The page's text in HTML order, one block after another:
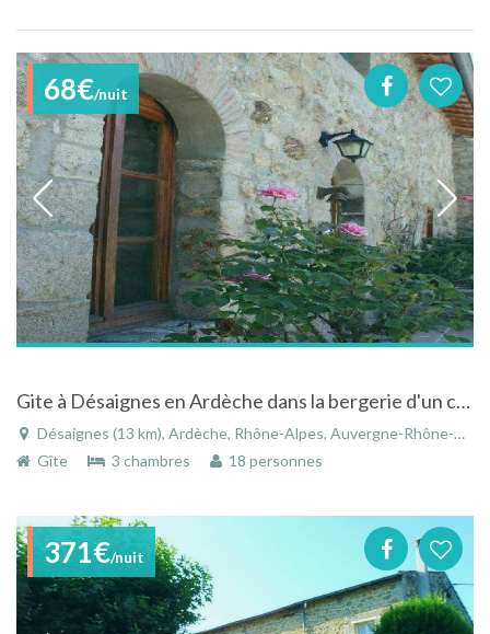
68€/nuit
Gite à Désaignes en Ardèche dans la bergerie d'un château du 15ème siècle
Désaignes (13 km), Ardèche, Rhône-Alpes, Auvergne-Rhône-Alpes, France
Gîte
3 chambres 18 personnes
371€/nuit